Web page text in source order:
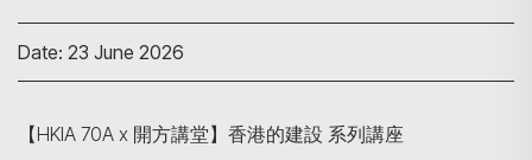
Date: 23 June 2026
【HKIA 70A x 開方講堂】香港的建設 系列講座